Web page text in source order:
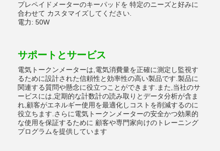
プレペイドメーターのキーパッドを 特定のニーズと好みに
合わせて カスタマイズしてください.
電力: 50W
サポートとサービス
電気トークンメーターは,電気消費量を正確に測定し監視す
るために設計された信頼性と効率性の高い製品です.製品に
関連する質問や懸念に役立つことができます.また,当社のサ
ービスには,定期的な計数計の読み取りとデータ分析が含ま
れ,顧客がエネルギー使用を最適化しコストを削減するのに
役立ちます.さらに電気トークンメーターの安全かつ効果的
な使用を保証するために 顧客や専門家向けのトレーニング
プログラムを提供しています